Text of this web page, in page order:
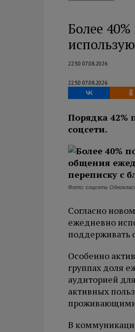
Более
22:50 07.08.2026
22:50 07.08.2026
Порядка 42%
соцсети.
Фото: соцсеть
Согласно
ежедневно
поддерживать
Особенно
группах доля
аудиторией
активных
проживающими
В